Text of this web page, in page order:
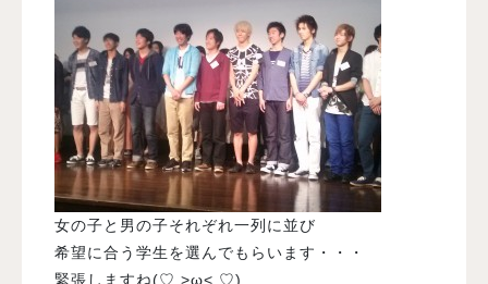
女の子と男の子それぞれ一列に並び
希望に合う学生を選んでもらいます・・・
緊張しますね(♡ >ω< ♡)